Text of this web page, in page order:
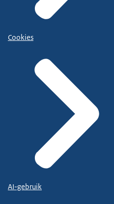
Cookies
AI-gebruik